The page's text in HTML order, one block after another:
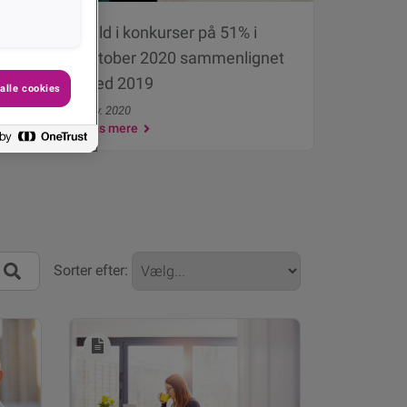
Fald i konkurser på 51% i
oktober 2020 sammenlignet
med 2019
Nov. 2020
Læs mere
Sorter efter:
cookies